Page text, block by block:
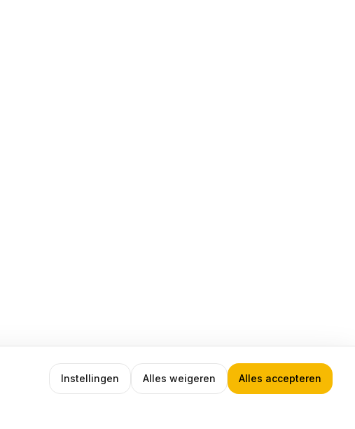
Instellingen Alles weigeren Alles accepteren